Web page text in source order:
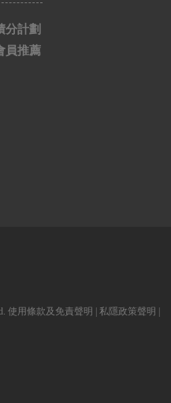
分計劃
員推薦
使用條款及免責聲明 私隱政策聲明